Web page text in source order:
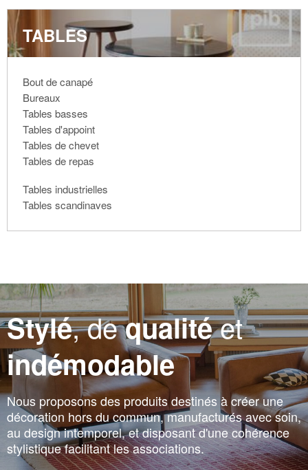
TABLES
Bout de canapé
Bureaux
Tables basses
Tables d'appoint
Tables de chevet
Tables de repas
Tables industrielles
Tables scandinaves
Stylé, dequalitéet
indémodable
Nous proposons des produits destinés à créer une
décoration hors du commun, manufacturés avec soin,
au design intemporel, et disposant d'une cohérence
stylistique facilitant les associations.